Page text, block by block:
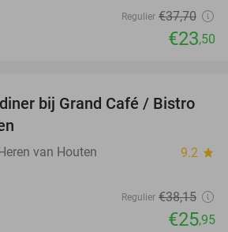
Regulier €37,70
€23,50
32%
bij Grand Café / Bistro
van Houten 9.2 star
Regulier €38,15
€25,95